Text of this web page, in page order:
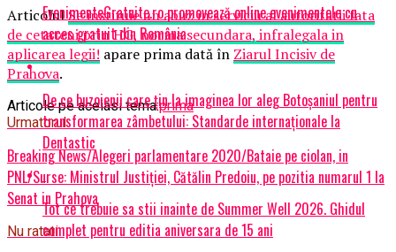
ArticolulSe instituie un abuz in serviciu al autoritatii fata
de cetateni prin HG, norma secundara, infralegala in
aplicarea legii! apare prima dată în Ziarul Incisiv de
Prahova.
Articole pe aceiasi tema:prima
Urmatorul
Breaking News/Alegeri parlamentare 2020/Bataie pe ciolan, in
PNL/Surse: Ministrul Justiţiei, Cătălin Predoiu, pe pozitia numarul 1 la
Senat in Prahova
Nu ratati
EvenimenteGratuite.ro promovează online evenimentele cu
acces gratuit din România
De ce buzoienii care țin la imaginea lor aleg Botoșaniul pentru
transformarea zâmbetului: Standarde internaționale la
Dentastic
Tot ce trebuie sa stii inainte de Summer Well 2026. Ghidul
complet pentru editia aniversara de 15 ani